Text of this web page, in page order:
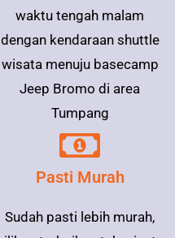
waktu tengah malam
dengan kendaraan shuttle
wisata menuju basecamp
Jeep Bromo di area
Tumpang
Pasti Murah
Sudah pasti lebih murah,